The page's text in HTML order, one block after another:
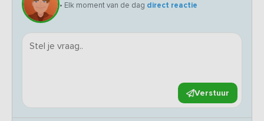
• Elk moment van de dag direct reactie
Verstuur